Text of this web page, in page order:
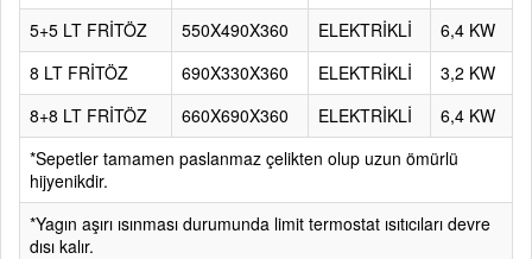
5+5 LT FRİTÖZ
550X490X360 ELEKTRİKLİ
6,4 KW
8 LT FRİTÖZ
690X330X360 ELEKTRİKLİ
3,2 KW
8+8 LT FRİTÖZ
660X690X360 ELEKTRİKLİ
6,4 KW
*Sepetler tamamen paslanmaz çelikten olup uzun ömürlü
hijyenikdir.
*Yagın aşırı ısınması durumunda limit termostat ısıtıcıları devre
dısı kalır.